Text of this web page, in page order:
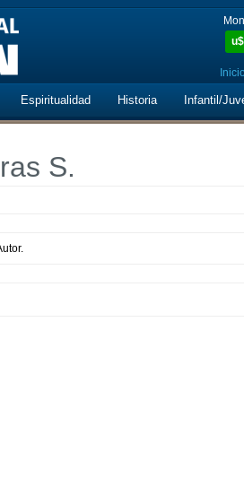
u$
Espiritualidad Historia Infantil/
S.